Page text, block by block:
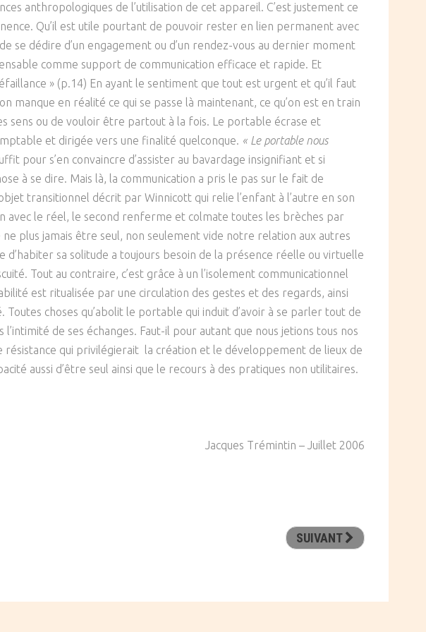
anthropologiques de l’utilisation de cet appareil. C’est justement ce
Qu’il est utile pourtant de pouvoir rester en lien permanent avec
dédire d’un engagement ou d’un rendez-vous au dernier moment
comme support de communication efficace et rapide. Et
» (p.14) En ayant le sentiment que tout est urgent et qu’il faut
manque en réalité ce qui se passe là maintenant, ce qu’on est en train
sens ou de vouloir être partout à la fois. Le portable écrase et
et dirigée vers une finalité quelconque. « Le portable nous
pour s’en convaincre d’assister au bavardage insignifiant et si
à se dire. Mais là, la communication a pris le pas sur le fait de
transitionnel décrit par Winnicott qui relie l’enfant à l’autre en son
avec le réel, le second renferme et colmate toutes les brèches par
plus jamais être seul, non seulement vide notre relation aux autres
d’habiter sa solitude a toujours besoin de la présence réelle ou virtuelle
Tout au contraire, c’est grâce à un l’isolement communicationnel
est ritualisée par une circulation des gestes et des regards, ainsi
choses qu’abolit le portable qui induit d’avoir à se parler tout de
de ses échanges. Faut-il pour autant que nous jetions tous nos
qui privilégierait la création et le développement de lieux de
aussi d’être seul ainsi que le recours à des pratiques non utilitaires.
Jacques Trémintin – Juillet 2006
SUIVANT